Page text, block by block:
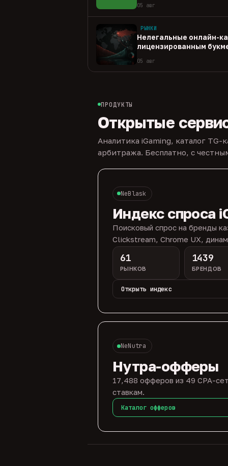
05 авг
РЫНКИ
Нелегальные онлайн-
лицензированным
05 авг
ПРОДУКТЫ
Открытые
Аналитика iGaming, каталог
арбитража. Бесплатно, с
NeBlask
Индекс спроса
Поисковый спрос на бренды
Clickstream, Chrome UX,
61
РЫНКОВ
1439
БРЕНДОВ
Открыть индекс
NeNutra
Нутра-офферы
17,488 офферов из 49 CPA-
ставкам.
Каталог офферов